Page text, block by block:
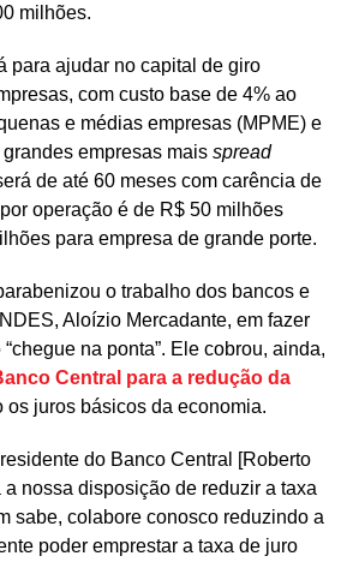
milhões.
para ajudar no capital de giro
com custo base de 4% ao
e médias empresas (MPME) e
empresas mais spread
de até 60 meses com carência de
operação é de R$ 50 milhões
para empresa de grande porte.
o trabalho dos bancos e
Aloízio Mercadante, em fazer
na ponta”. Ele cobrou, ainda,
Central para a redução da
os juros básicos da economia.
do Banco Central [Roberto
nossa disposição de reduzir a taxa
sabe, colabore conosco reduzindo a
poder emprestar a taxa de juro